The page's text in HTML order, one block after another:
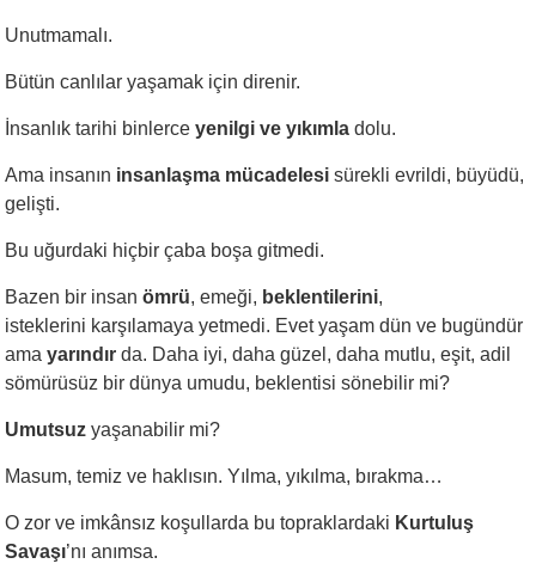
Unutmamalı.
Bütün canlılar yaşamak için direnir.
İnsanlık tarihi binlerceyenilgi ve yıkımla dolu.
Ama insanın insanlaşma mücadelesisürekli evrildi, büyüdü,
gelişti.
Bu uğurdaki hiçbir çaba boşa gitmedi.
Bazen bir insanömrü, emeği, beklentilerini,
isteklerini karşılamaya yetmedi. Evet yaşam dün ve bugündür
ama yarındırda. Daha iyi, daha güzel, daha mutlu, eşit, adil
sömürüsüz bir dünya umudu, beklentisi sönebilir mi?
Umutsuzyaşanabilir mi?
Masum, temiz ve haklısın. Yılma, yıkılma, bırakma…
O zor ve imkânsız koşullarda bu topraklardaki Kurtuluş
Savaşı’nı anımsa.